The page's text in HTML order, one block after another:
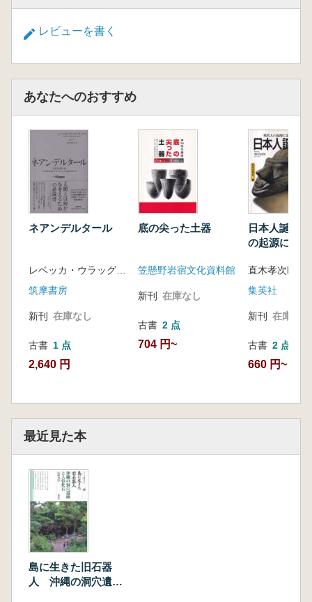
レビューを書く
あなたへのおすすめ
ネアンデルタール
筑摩書房
新刊 在庫なし
古書 1 点
2,640 円
底の尖った土器
笠懸野岩宿文化資料館
新刊 在庫なし
古書 2 点
704 円~
日本人誕生 :
の起源に迫る
直木孝次郎責
集英社
新刊 在庫なし
古書 2 点
660 円~
最近見た本
島に生きた旧石器
人 沖縄の洞穴遺跡